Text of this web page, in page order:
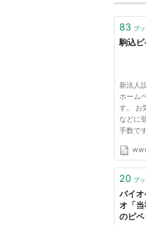
83 ブ
駒込
新法人
ホーム
す。 お
などに
手数で
いたし
https://
にジャ
に...
20 ブ
バイオ
オ「
のピ